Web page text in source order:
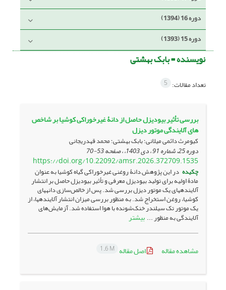
دوره 16 (1394)
دوره 15 (1393)
نویسنده =بابک بهشتی
تعداد مقالات: 5
بررسی تأثیر بیودیزل حاصل از دانۀ غیرخوراکی کوشیا بر شاخص
های آلایندگی موتور دیزل
کیومرث دائمی میلانی؛ بابک بهشتی؛ محمد قهدریجانی
دوره 25، شماره 91 ، دی 1403، ، صفحه 53-70
https://doi.org/10.22092/amsr.2026.372709.1535
چکیده در این پژوهش دانۀ روغنی غیرخوراکی گیاه کوشیا به عنوان
مادۀ اولیه برای تولید بیودیزل معرفی و تأثیر بیودیزل حاصل بر انتشار
آلاینده­های یک موتور دیزل بررسی شد. پس از خالص‌سازی دانه­های
کوشیا، روغن استخراج شد. به منظور بررسی میزان انتشار آلاینده­ها، از
یک موتور تک سیلندر خنک‌‌شونده با هوا استفاده شد. آزمایش‌های
آلایندگی به منظور ... بیشتر
مشاهده مقاله اصل مقاله 1.6 M